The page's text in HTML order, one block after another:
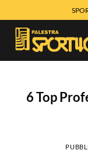
ai
contenuti
6 Top